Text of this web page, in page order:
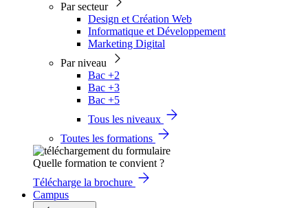
Par secteur
Design et Création Web
Informatique et Développement
Marketing Digital
Par niveau
Bac +2
Bac +3
Bac +5
Tous les niveaux
Toutes les formations
Quelle formation te convient ?
Télécharge la brochure
Campus